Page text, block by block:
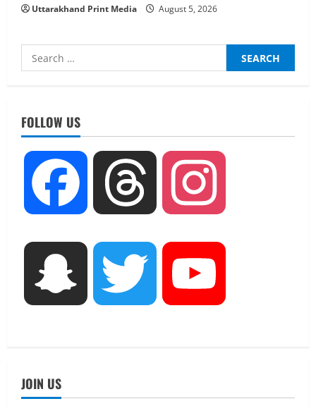
Uttarakhand Print Media August 5, 2026
Search
for:
FOLLOW US
Facebook Threads
Snapchat Twitter
JOIN US
UTTARAKHAND NEWS
मिस उत्तराखंड 2026 के सब-कॉन्टेस्ट ‘मिस
ब्यूटीफुल आइज़’ एवं ‘मिस ब्यूटीफुल हेयर’ का
August 5, 2026
UTTARAKHAND NEWS
एमआईटी वर्ल्ड पीस यूनिवर्सिटी और जर्मनी के
बीएसबीआई के बीच समझौता; भारतीय छात्रों